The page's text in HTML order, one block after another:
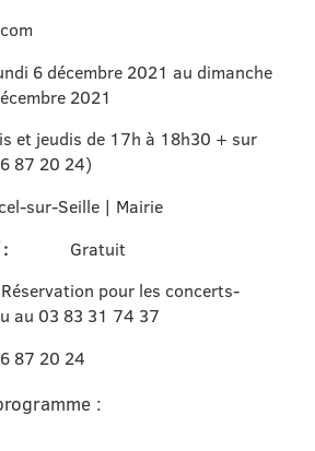
6 décembre 2021 au dimanche
2021
et jeudis de 17h à 18h30 + sur
87 20 24)
sur-Seille | Mairie
Gratuit
pour les concerts-
au 03 83 31 74 37
87 20 24
: